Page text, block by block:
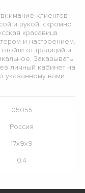
клиентов
и рукой, скромно
красавица
и настроением.
от традиций и
Заказывать
личный кабинет на
указанному вами
05055
Россия
17х9х9
0.4